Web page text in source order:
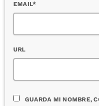
EMAIL*
URL
GUARDA MI NOMBRE,